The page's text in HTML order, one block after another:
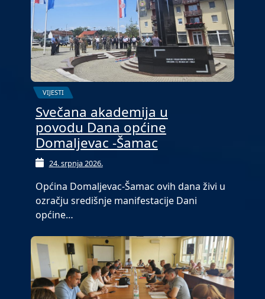
VIJESTI
Svečana akademija u
povodu Dana općine
Domaljevac -Šamac
24. srpnja 2026.
Općina Domaljevac-Šamac ovih dana živi u
ozračju središnje manifestacije Dani
općine…